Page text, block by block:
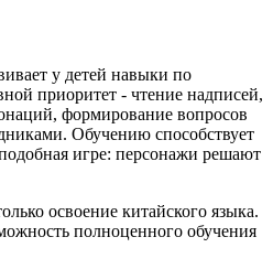
у детей навыки по
приоритет - чтение надписей,
формирование вопросов
Обучению способствует
игре: персонажи решают
освоение китайского языка.
полноценного обучения